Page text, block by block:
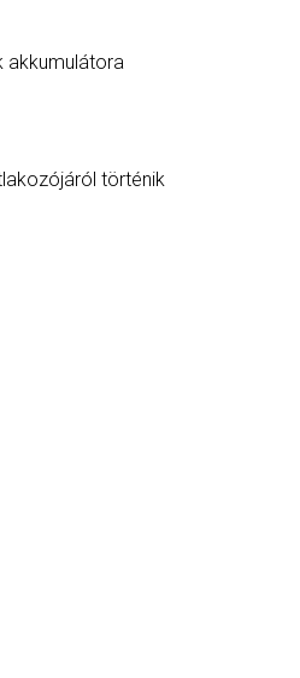
akkumulátora
történik